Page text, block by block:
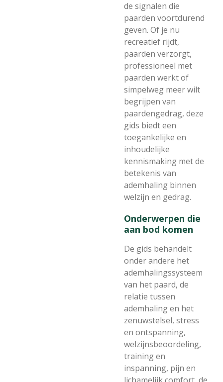
de signalen die
paarden voortdurend
geven. Of je nu
recreatief rijdt,
paarden verzorgt,
professioneel met
paarden werkt of
simpelweg meer wilt
begrijpen van
paardengedrag, deze
gids biedt een
toegankelijke en
inhoudelijke
kennismaking met de
betekenis van
ademhaling binnen
welzijn en gedrag.
Onderwerpen die
aan bod komen
De gids behandelt
onder andere het
ademhalingssysteem
van het paard, de
relatie tussen
ademhaling en het
zenuwstelsel, stress
en ontspanning,
welzijnsbeoordeling,
training en
inspanning, pijn en